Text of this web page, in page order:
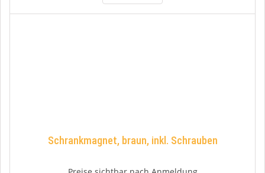
Schrankmagnet, braun, inkl. Schrauben